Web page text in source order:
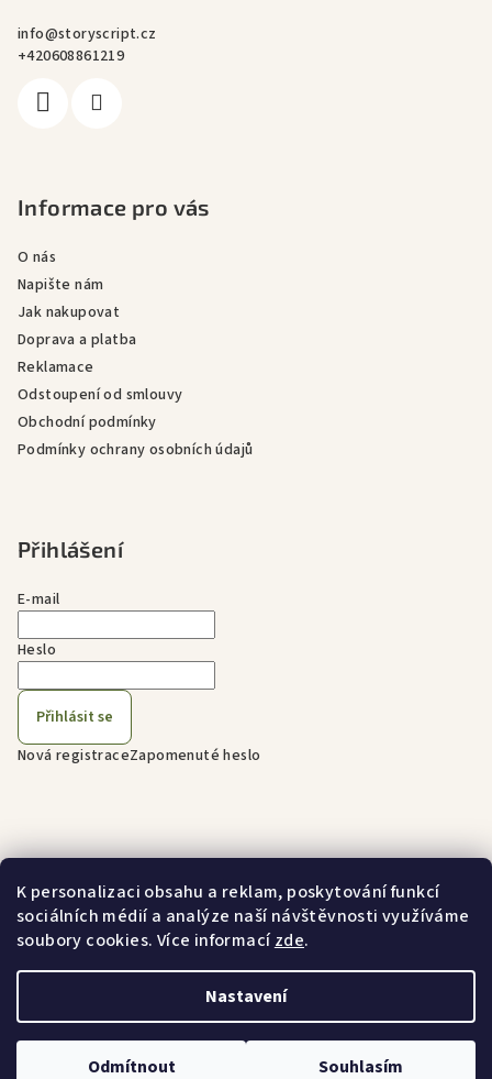
K personalizaci obsahu a reklam, poskytování funkcí
sociálních médií a analýze naší návštěvnosti využíváme
soubory cookies. Více informacízde.
Nastavení
Odmítnout Souhlasím
info@storyscript.cz
+420608861219
Informace pro vás
O nás
Napište nám
Jak nakupovat
Doprava a platba
Reklamace
Odstoupení od smlouvy
Obchodní podmínky
Podmínky ochrany osobních údajů
Přihlášení
E-mail
Heslo
Přihlásit se
Nová registraceZapomenuté heslo
Přijímáme online platby